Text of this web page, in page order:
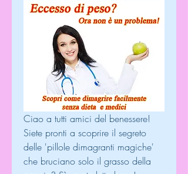
Ciao a tutti amici del benessere!
Siete pronti a scoprire il segreto
delle 'pillole dimagranti magiche'
che bruciano solo il grasso della